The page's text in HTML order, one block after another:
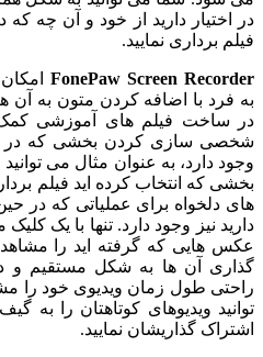
در اختیار دارید از خود و آن چه
فیلم برداری نمایید.
FonePaw Screen Recorder
به فرد با اضافه کردن متون به آن
در ساخت فیلم های آموزشی
شخصی سازی کردن بخشی که در
وجود دارد، به عنوان مثال می
بخشی که انتخاب کرده اید فیلم
های دلخواه برای عملیاتی که در
دارید نیز وجود دارد. تنها با یک
عکس هایی که گرفته اید را
گذاری آن ها به شکل مستقیم و
راحتی طول زمان ویدیوی خود را
توانید ویدیوهای کوتاهتان را به
اشتراک گذاریشان نمایید.